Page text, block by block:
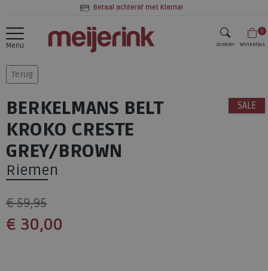
Betaal achteraf met Klarna!
Menu zoeken
0
Winkeltas
Terug
SALE
BERKELMANS BELT
KROKO CRESTE
GREY/BROWN
Riemen
€ 59,95
€ 30,00